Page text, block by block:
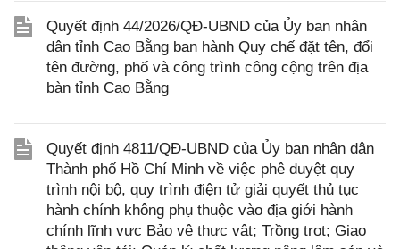
Quyết định 44/2026/QĐ-UBND của Ủy ban nhân
dân tỉnh Cao Bằng ban hành Quy chế đặt tên, đổi
tên đường, phố và công trình công cộng trên địa
bàn tỉnh Cao Bằng
Quyết định 4811/QĐ-UBND của Ủy ban nhân dân
Thành phố Hồ Chí Minh về việc phê duyệt quy
trình nội bộ, quy trình điện tử giải quyết thủ tục
hành chính không phụ thuộc vào địa giới hành
chính lĩnh vực Bảo vệ thực vật; Trồng trọt; Giao